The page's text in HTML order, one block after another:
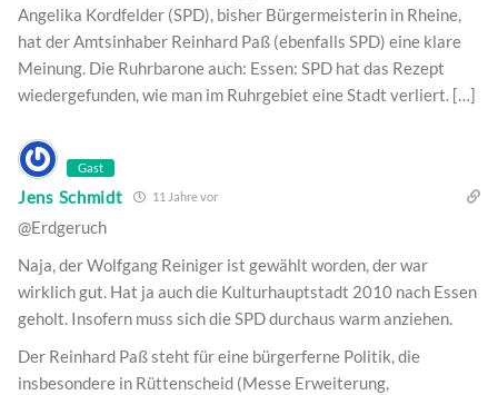
Angelika Kordfelder (SPD), bisher Bürgermeisterin in Rheine,
hat der Amtsinhaber Reinhard Paß (ebenfalls SPD) eine klare
Meinung. Die Ruhrbarone auch: Essen: SPD hat das Rezept
wiedergefunden, wie man im Ruhrgebiet eine Stadt verliert. […]
Gast
Jens Schmidt 11 Jahre vor
@Erdgeruch
Naja, der Wolfgang Reiniger ist gewählt worden, der war
wirklich gut. Hat ja auch die Kulturhauptstadt 2010 nach Essen
geholt. Insofern muss sich die SPD durchaus warm anziehen.
Der Reinhard Paß steht für eine bürgerferne Politik, die
insbesondere in Rüttenscheid (Messe Erweiterung,